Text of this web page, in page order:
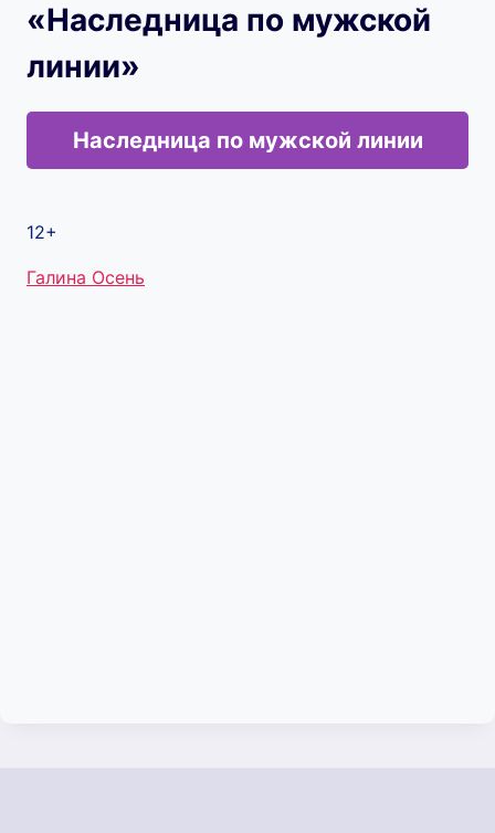
«Наследница по мужской
линии»
Наследница по мужской линии
12+
Метки
Галина Осень